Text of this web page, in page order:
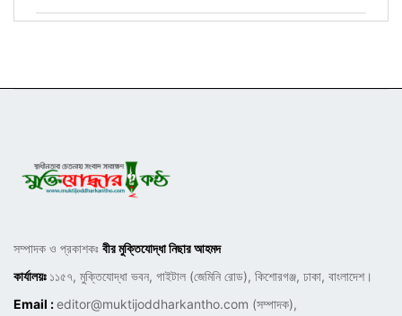
সম্পাদক ও প্রকাশকঃ বীর মুক্তিযোদ্ধা নিছার আহমদ
কার্যালয়ঃ ১১৫৭, মুক্তিযোদ্ধা ভবন, গাইটাল (জেমিনি রোড), কিশোরগঞ্জ, ঢাকা, বাংলাদেশ।
Email :editor@muktijoddharkantho.com (সম্পাদক),